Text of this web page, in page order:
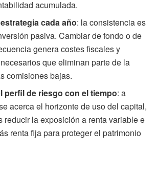
acumulada.
cada año: la consistencia es
pasiva. Cambiar de fondo o de
genera costes fiscales y
que eliminan parte de la
comisiones bajas.
perfil de riesgo con el tiempo: a
acerca el horizonte de uso del capital,
reducir la exposición a renta variable e
renta fija para proteger el patrimonio